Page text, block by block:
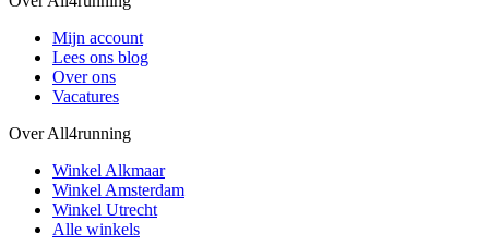
Mijn account
Lees ons blog
Over ons
Vacatures
Over All4running
Winkel Alkmaar
Winkel Amsterdam
Winkel Utrecht
Alle winkels